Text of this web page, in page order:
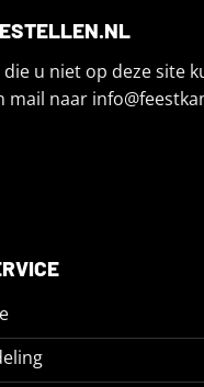
u niet op deze site
mail naar